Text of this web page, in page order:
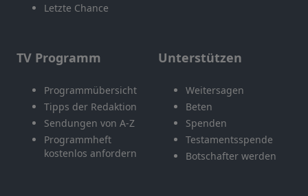
Letzte Chance
TV Programm
Programmübersicht
Tipps der Redaktion
Sendungen von A-Z
Programmheft
kostenlos anfordern
Unterstützen
Weitersagen
Beten
Spenden
Testamentsspende
Botschafter werden